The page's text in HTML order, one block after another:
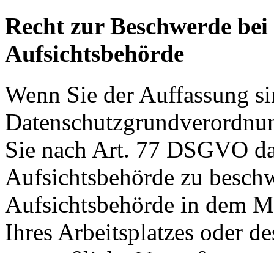
Recht zur Beschwerde
Aufsichtsbehörde
Wenn Sie der Auffassung
Sie nach Art. 77 DSGVO
Aufsichtsbehörde zu
Aufsichtsbehörde in dem
Ihres Arbeitsplatzes oder